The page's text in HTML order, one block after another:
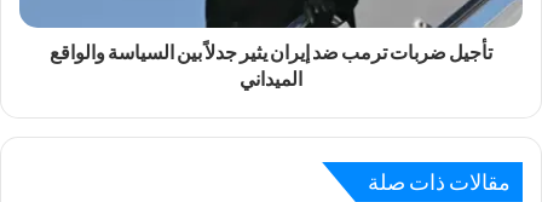
تأجيل ضربات ترمب ضد إيران يثير جدلاً بين السياسة والواقع
الميداني
مقالات ذات صلة